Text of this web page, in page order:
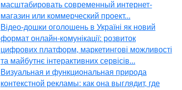
масштабировать современный интернет-
магазин или коммерческий проект...
Відео-дошки оголошень в Україні як новий
формат онлайн-комунікації: розвиток
цифрових платформ, маркетингові можливості
та майбутнє інтерактивних сервісів...
Визуальная и функциональная природа
контекстной рекламы: как она выглядит, где